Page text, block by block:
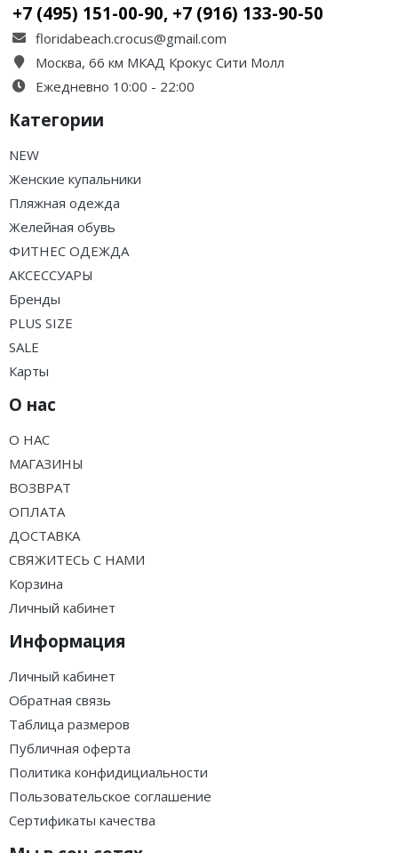
+7 (495) 151-00-90, +7 (916) 133-90-50
floridabeach.crocus@gmail.com
Москва, 66 км МКАД Крокус Сити Молл
Ежедневно 10:00 - 22:00
Категории
NEW
Женские купальники
Пляжная одежда
Желейная обувь
ФИТНЕС ОДЕЖДА
АКСЕССУАРЫ
Бренды
PLUS SIZE
SALE
Карты
О нас
О НАС
МАГАЗИНЫ
ВОЗВРАТ
ОПЛАТА
ДОСТАВКА
СВЯЖИТЕСЬ С НАМИ
Корзина
Личный кабинет
Информация
Личный кабинет
Обратная связь
Таблица размеров
Публичная оферта
Политика конфидициальности
Пользовательское соглашение
Сертификаты качества